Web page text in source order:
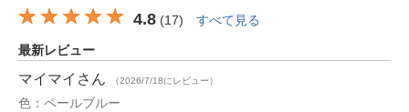
4.8 (17) すべて見る
最新レビュー
マイマイ さん （2026/7/18にレビュー）
色：ペールブルー